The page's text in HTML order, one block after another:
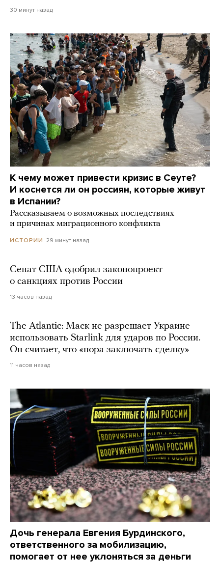
30 минут назад
К чему может привести кризис в Сеуте?
И коснется ли он россиян, которые живут
в Испании?
Рассказываем о возможных последствиях
и причинах миграционного конфликта
ИСТОРИИ 29 минут назад
Сенат США одобрил законопроект
о санкциях против России
13 часов назад
The Atlantic: Маск не разрешает Украине
использовать Starlink для ударов по России.
Он считает, что «пора заключать сделку»
11 часов назад
Дочь генерала Евгения Бурдинского,
ответственного за мобилизацию,
помогает от нее уклоняться за деньги